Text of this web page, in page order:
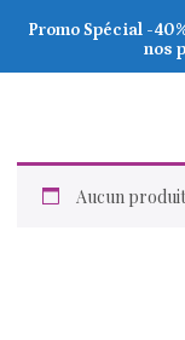
Aucun
Promo Spécial -
nos